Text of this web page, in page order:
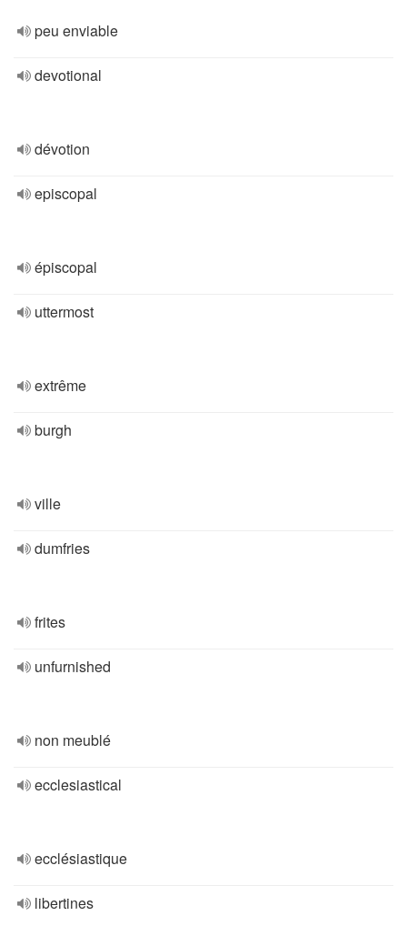
peu enviable
devotional
dévotion
episcopal
épiscopal
uttermost
extrême
burgh
ville
dumfries
frites
unfurnished
non meublé
ecclesiastical
ecclésiastique
libertines